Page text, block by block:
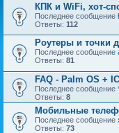
КПК и WiFi, хот-
Последнее сообщение
Ответы: 112
Роутеры и точки
Последнее сообщение
Ответы: 81
FAQ - Palm OS +
Последнее сообщение
Ответы: 8
Мобильные
Последнее сообщение
Ответы: 73